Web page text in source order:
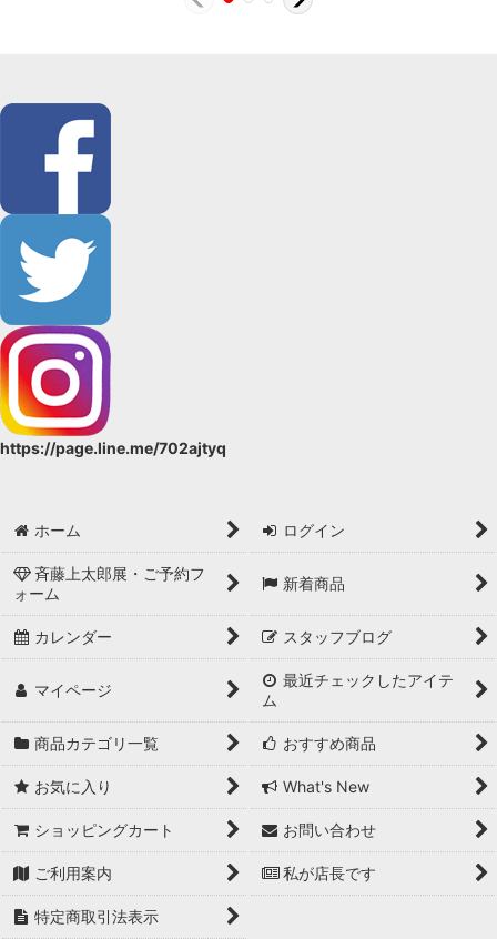
https://page.line.me/702ajtyq
ホーム ログイン
斉藤上太郎展・ご予約フ
ォーム
新着商品
カレンダー スタッフブログ
マイページ
最近チェックしたアイテ
ム
商品カテゴリ一覧 おすすめ商品
お気に入り What's New
ショッピングカート お問い合わせ
ご利用案内 私が店長です
特定商取引法表示